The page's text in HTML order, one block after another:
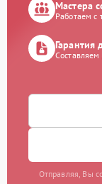
Мастера
Работаем с
Гарантия
Составляем
Отправляя, Вы